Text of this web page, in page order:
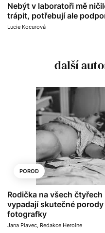
Nebýt v laboratoři mě
trápit, potřebují ale
Lucie Kocurová
další
POROD
Rodička na všech
vypadají skutečné
fotografky
Jana Plavec Redakce Heroine